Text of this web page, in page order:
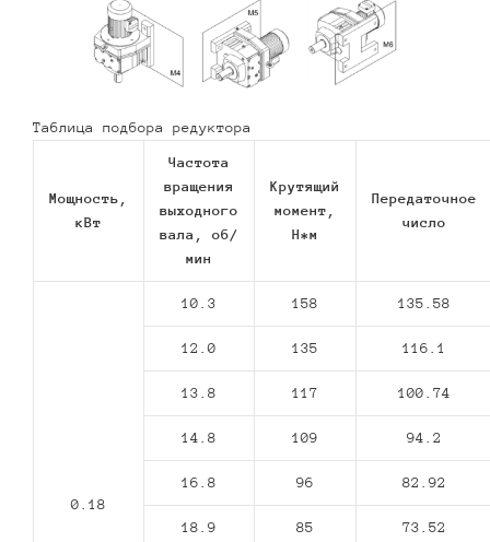
Таблица подбора редуктора
Мощность,
кВт
Частота
вращения
выходного
вала, об/
мин
Крутящий
момент,
Н*м
Передаточное
число
0.18
10.3 158 135.58
12.0 135 116.1
13.8 117 100.74
14.8 109 94.2
16.8 96 82.92
18.9 85 73.52